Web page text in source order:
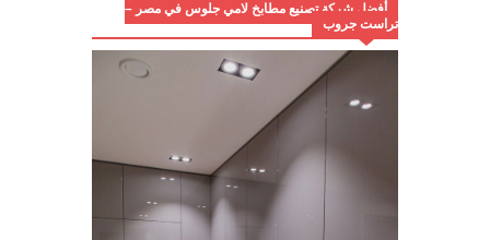
أفضل شركة تصنيع مطابخ لامي جلوس في مصر –
تراست جروب